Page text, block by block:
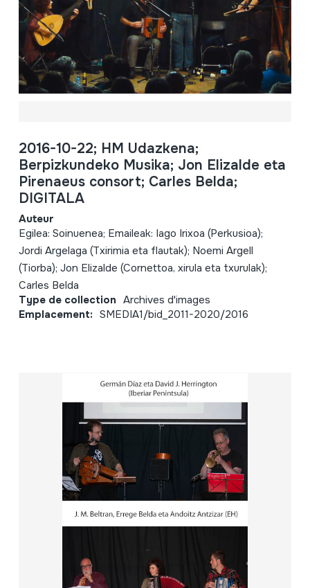
2016-10-22; HM Udazkena;
Berpizkundeko Musika; Jon Elizalde eta
Pirenaeus consort; Carles Belda;
DIGITALA
Auteur
Egilea: Soinuenea; Emaileak: Iago Irixoa (Perkusioa);
Jordi Argelaga (Txirimia eta flautak); Noemi Argell
(Tiorba); Jon Elizalde (Cornettoa, xirula eta txurulak);
Carles Belda
Type de collection Archives d'images
Emplacement: SMEDIA1/bid_2011-2020/2016